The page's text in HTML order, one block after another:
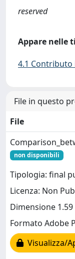
reserved
Appare nelle
4.1 Contributo
File in questo
File
non disponibili
Tipologia: final
Licenza: Non
Dimensione 1.59
Formato Adobe
Visualizza/